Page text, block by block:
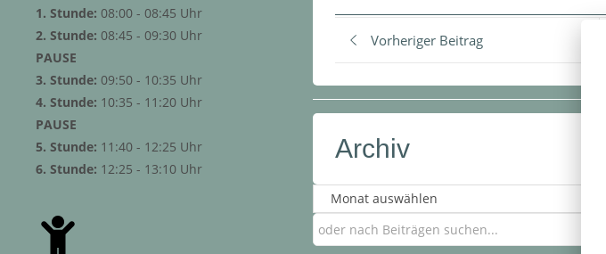
1. Stunde: 08:00 - 08:45 Uhr
2. Stunde: 08:45 - 09:30 Uhr
PAUSE
3. Stunde: 09:50 - 10:35 Uhr
4. Stunde: 10:35 - 11:20 Uhr
PAUSE
5. Stunde: 11:40 - 12:25 Uhr
6. Stunde: 12:25 - 13:10 Uhr
Vorheriger Beitrag
Archiv